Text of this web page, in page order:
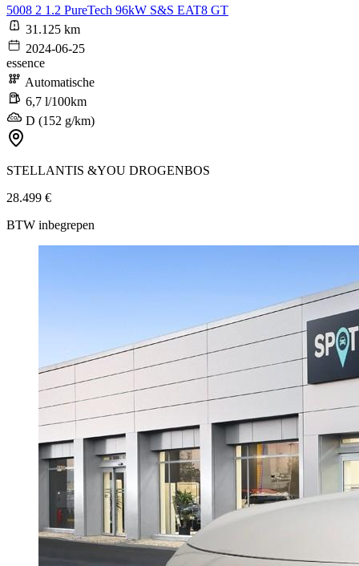
5008 2 1.2 PureTech 96kW S&S EAT8 GT
31.125 km
2024-06-25
essence
Automatische
6,7 l/100km
D (152 g/km)
STELLANTIS &YOU DROGENBOS
28.499 €
BTW inbegrepen